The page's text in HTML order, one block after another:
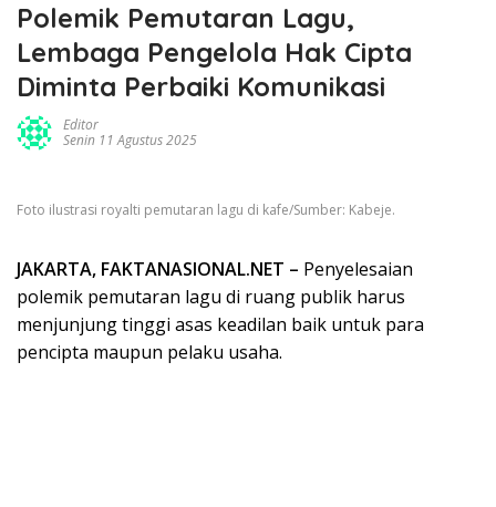
Polemik Pemutaran Lagu,
Lembaga Pengelola Hak Cipta
Diminta Perbaiki Komunikasi
Editor
Senin 11 Agustus 2025
Foto ilustrasi royalti pemutaran lagu di kafe/Sumber: Kabeje.
JAKARTA, FAKTANASIONAL.NET – Penyelesaian
polemik pemutaran lagu di ruang publik harus
menjunjung tinggi asas keadilan baik untuk para
pencipta maupun pelaku usaha.